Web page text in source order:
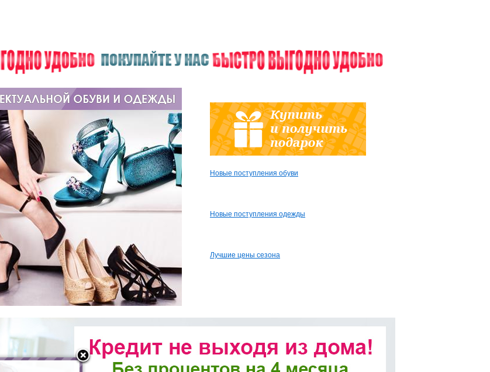
Новые поступления обуви
Новые поступления одежды
Лучшие цены сезона